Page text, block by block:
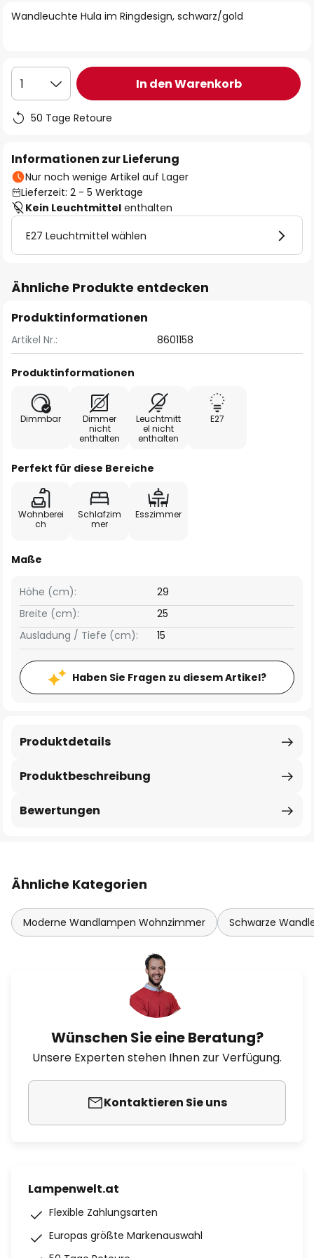
Wandleuchte Hula im Ringdesign, schwarz/gold
1 In den Warenkorb
50 Tage Retoure
Informationen zur Lieferung
Nur noch wenige Artikel auf Lager
Lieferzeit: 2 - 5 Werktage
Kein Leuchtmittel enthalten
E27 Leuchtmittel wählen
Ähnliche Produkte entdecken
Produktinformationen
Artikel Nr.: 8601158
Produktinformationen
Dimmbar
Dimmer
nicht
enthalten
Leuchtmitt
el nicht
enthalten
E27
Perfekt für diese Bereiche
Wohnberei
ch
Schlafzim
mer
Esszimmer
Maße
Breite (cm): 25
Höhe (cm): 29
Ausladung / Tiefe (cm): 15
Haben Sie Fragen zu diesem Artikel?
Produktbeschreibung
Produktdetails
Bewertungen
Ähnliche Kategorien
Moderne Wandlampen Wohnzimmer Schwarze
Wünschen Sie eine Beratung?
Unsere Experten stehen Ihnen zur Verfügung.
Kontaktieren Sie uns
Lampenwelt.at
Flexible Zahlungsarten
Europas größte Markenauswahl